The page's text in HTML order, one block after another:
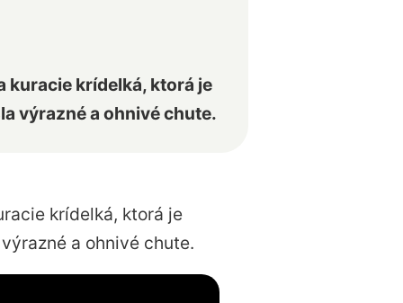
kuracie krídelká, ktorá je
výrazné a ohnivé chute.
krídelká, ktorá je
a ohnivé chute.